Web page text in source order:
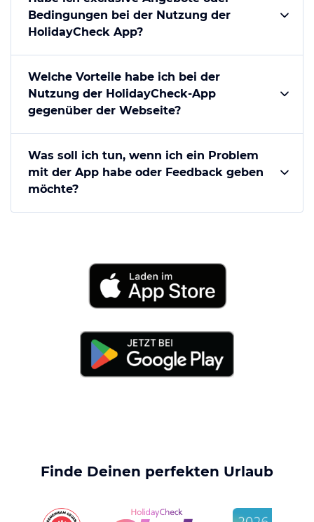
Bedingungen bei der Nutzung der
HolidayCheck App?
Welche Vorteile habe ich bei der
Nutzung der HolidayCheck-App
gegenüber der Webseite?
Was soll ich tun, wenn ich ein Problem
mit der App habe oder Feedback geben
möchte?
Finde Deinen perfekten Urlaub